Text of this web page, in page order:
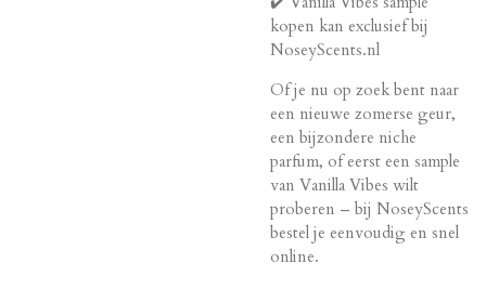
kopen kan exclusief bij
NoseyScents.nl
Of je nu op zoek bent naar
een nieuwe zomerse geur,
een bijzondere niche
parfum, of eerst een sample
van Vanilla Vibes wilt
proberen – bij NoseyScents
bestel je eenvoudig en snel
online.